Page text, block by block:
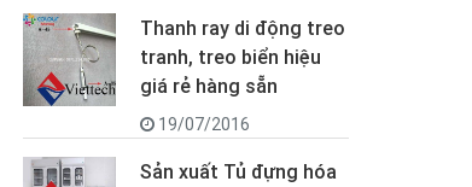
Thanh ray di động treo
tranh, treo biển hiệu
giá rẻ hàng sẵn
19/07/2016
Sản xuất Tủ đựng hóa